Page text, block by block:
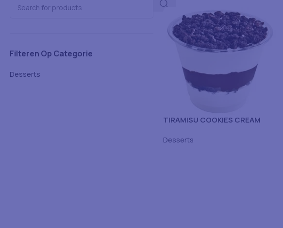
Filteren Op Categorie
Desserts
TIRAMISU COOKIES CREAM
Desserts